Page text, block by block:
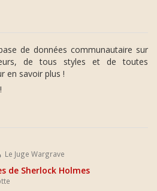
de données communautaire sur
de tous styles et de toutes
en savoir plus !
!
Le Juge Wargrave
de Sherlock Holmes